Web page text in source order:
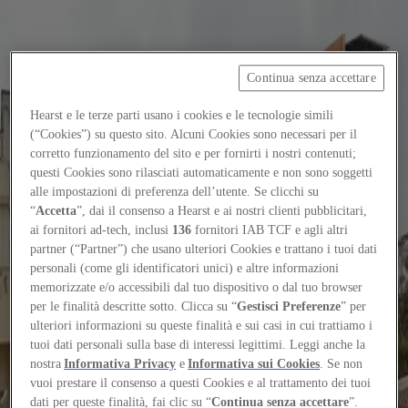
Contatti
Log in
Home
Tags
#flutedvolume
#flutedvolume
Elements
Hearst e le terze parti usano i cookies e le tecnologie simili
(“Cookies”) su questo sito. Alcuni Cookies sono necessari per il
corretto funzionamento del sito e per fornirti i nostri contenuti;
questi Cookies sono rilasciati automaticamente e non sono soggetti
alle impostazioni di preferenza dell’utente. Se clicchi su
“Accetta”, dai il consenso a Hearst e ai nostri clienti pubblicitari,
ai fornitori ad-tech, inclusi 136 fornitori IAB TCF e agli altri
partner (“Partner”) che usano ulteriori Cookies e trattano i tuoi dati
personali (come gli identificatori unici) e altre informazioni
memorizzate e/o accessibili dal tuo dispositivo o dal tuo browser
per le finalità descritte sotto. Clicca su “Gestisci Preferenze” per
ulteriori informazioni su queste finalità e sui casi in cui trattiamo i
tuoi dati personali sulla base di interessi legittimi. Leggi anche la
nostraInformativa Privacy eInformativa sui Cookies. Se non
vuoi prestare il consenso a questi Cookies e al trattamento dei tuoi
dati per queste finalità, fai clic su “Continua senza accettare”.
Continua senza accettare